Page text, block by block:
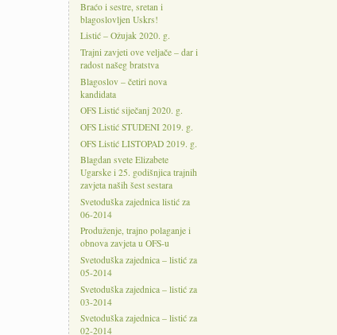
Braćo i sestre, sretan i
blagoslovljen Uskrs!
Listić – Ožujak 2020. g.
Trajni zavjeti ove veljače – dar i
radost našeg bratstva
Blagoslov – četiri nova
kandidata
OFS Listić siječanj 2020. g.
OFS Listić STUDENI 2019. g.
OFS Listić LISTOPAD 2019. g.
Blagdan svete Elizabete
Ugarske i 25. godišnjica trajnih
zavjeta naših šest sestara
Svetoduška zajednica listić za
06-2014
Produženje, trajno polaganje i
obnova zavjeta u OFS-u
Svetoduška zajednica – listić za
05-2014
Svetoduška zajednica – listić za
03-2014
Svetoduška zajednica – listić za
02-2014